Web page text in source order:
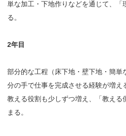
単な加工・下地作りなどを通じて、「
る。
2年目
部分的な工程（床下地・壁下地・簡単
分の手で仕事を完成させる経験が増え
教える役割も少しずつ増え、「教える
まる。